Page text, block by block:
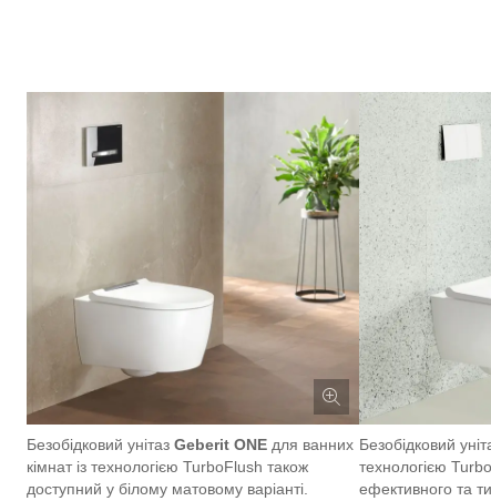
Безобідковий унітаз Geberit ONE для ванних
кімнат із технологією TurboFlush також
доступний у білому матовому варіанті.
Безобідковий
технологією
ефективного та